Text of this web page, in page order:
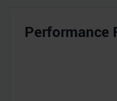
Performance